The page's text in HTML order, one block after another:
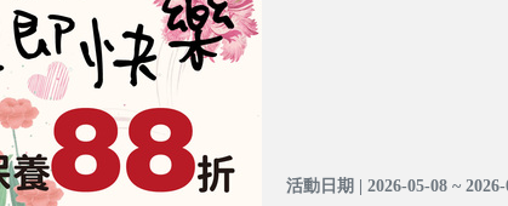
活動日期 | 2026-05-08 ~ 2026-